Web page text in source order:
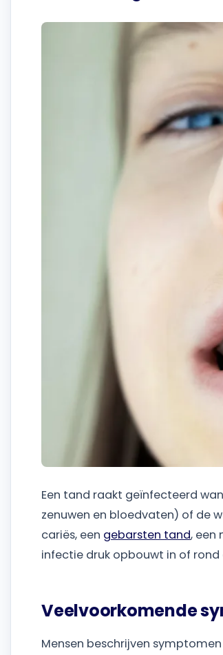
Een tand raakt geïnfecteerd
zenuwen en bloedvaten) of de
cariës, een gebarsten tand, een
infectie druk opbouwt in of
Veelvoorkomende
Mensen beschrijven